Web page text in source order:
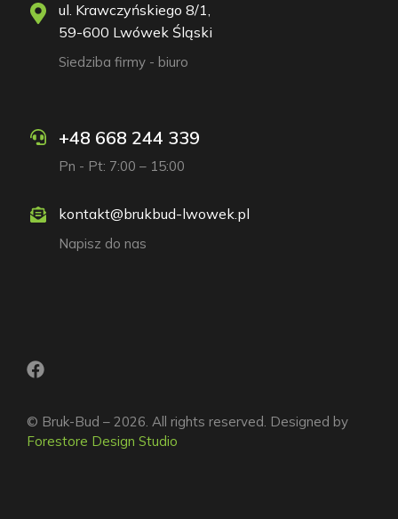
ul. Krawczyńskiego 8/1,
59-600 Lwówek Śląski
Siedziba firmy - biuro
+48 668 244 339
Pn - Pt: 7:00 – 15:00
kontakt@brukbud-lwowek.pl
Napisz do nas
© Bruk-Bud – 2026. All rights reserved. Designed by
Forestore Design Studio